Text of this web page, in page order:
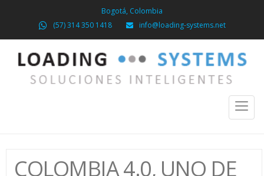
Bogotá, Colombia
(57) 314 350 1418
info@loading-systems.net
Toggle
COLOMBIA 4.0, UNO DE